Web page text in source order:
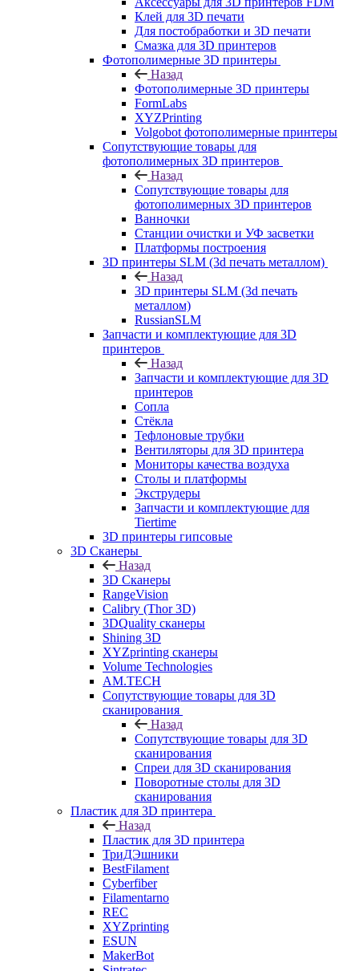
Клей для 3D печати
Для постобработки и 3D печати
Смазка для 3D принтеров
Фотополимерные 3D принтеры
Назад
Фотополимерные 3D принтеры
FormLabs
XYZPrinting
Volgobot фотополимерные принтеры
Сопутствующие товары для
фотополимерных 3D принтеров
Назад
Сопутствующие товары для
фотополимерных 3D принтеров
Ванночки
Станции очистки и УФ засветки
Платформы построения
3D принтеры SLM (3d печать металлом)
Назад
3D принтеры SLM (3d печать
металлом)
RussianSLM
Запчасти и комплектующие для 3D
принтеров
Назад
Запчасти и комплектующие для 3D
принтеров
Сопла
Cтёкла
Тефлоновые трубки
Вентиляторы для 3D принтера
Мониторы качества воздуха
Столы и платформы
Экструдеры
Запчасти и комплектующие для
Tiertime
3D принтеры гипсовые
3D Сканеры
Назад
3D Сканеры
RangeVision
Calibry (Thor 3D)
3DQuality сканеры
Shining 3D
XYZprinting сканеры
Volume Technologies
AM.TECH
Сопутствующие товары для 3D
сканирования
Назад
Сопутствующие товары для 3D
сканирования
Спреи для 3D сканирования
Поворотные столы для 3D
сканирования
Пластик для 3D принтера
Назад
Пластик для 3D принтера
ТриДЭшники
BestFilament
Cyberfiber
Filamentarno
REC
XYZprinting
ESUN
MakerBot